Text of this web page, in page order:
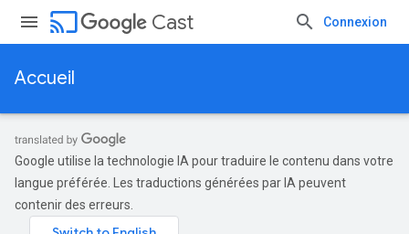
cast Cast Connexion
Accueil
Google utilise la technologie IA pour traduire le contenu dans votre
langue préférée. Les traductions générées par IA peuvent
contenir des erreurs.